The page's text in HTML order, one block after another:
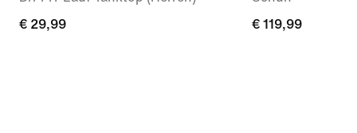
€ 29,99
€ 29,99
€ 119,99
€ 119,99